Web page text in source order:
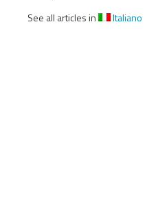
See all articles in
Italiano